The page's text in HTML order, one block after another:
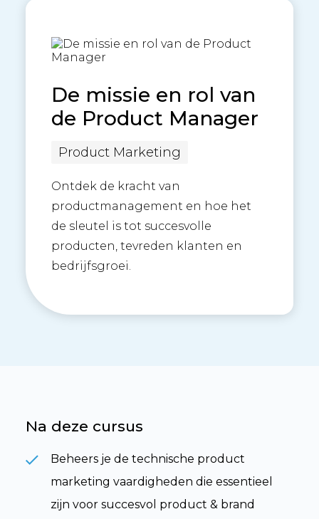
De missie en rol van
de Product Manager
Product Marketing
Ontdek de kracht van
productmanagement en hoe het
de sleutel is tot succesvolle
producten, tevreden klanten en
bedrijfsgroei.
Na deze cursus
Beheers je de technische product
marketing vaardigheden die essentieel
zijn voor succesvol product & brand